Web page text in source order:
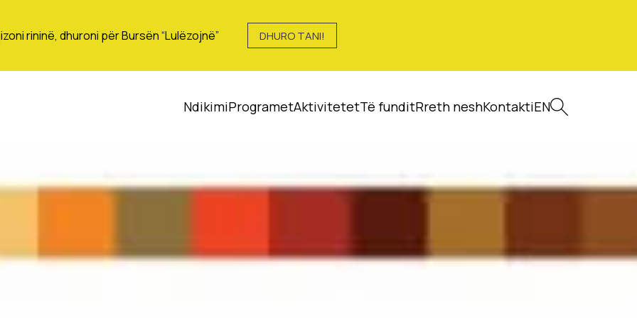
rininë, dhuroni për Bursën “Lulëzojnë” DHURO TANI!
NdikimiProgrametAktivitetetTë funditRreth neshKontaktiEN